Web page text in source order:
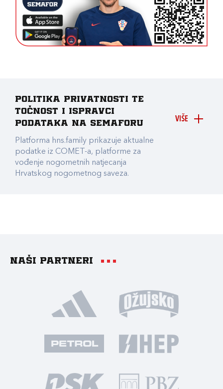
VIŠE
Politika privatnosti te
točnost i ispravci
podataka na Semaforu
Platforma hns.family prikazuje aktualne
podatke iz COMET-a, platforme za
vođenje nogometnih natjecanja
Hrvatskog nogometnog saveza.
Naši partneri